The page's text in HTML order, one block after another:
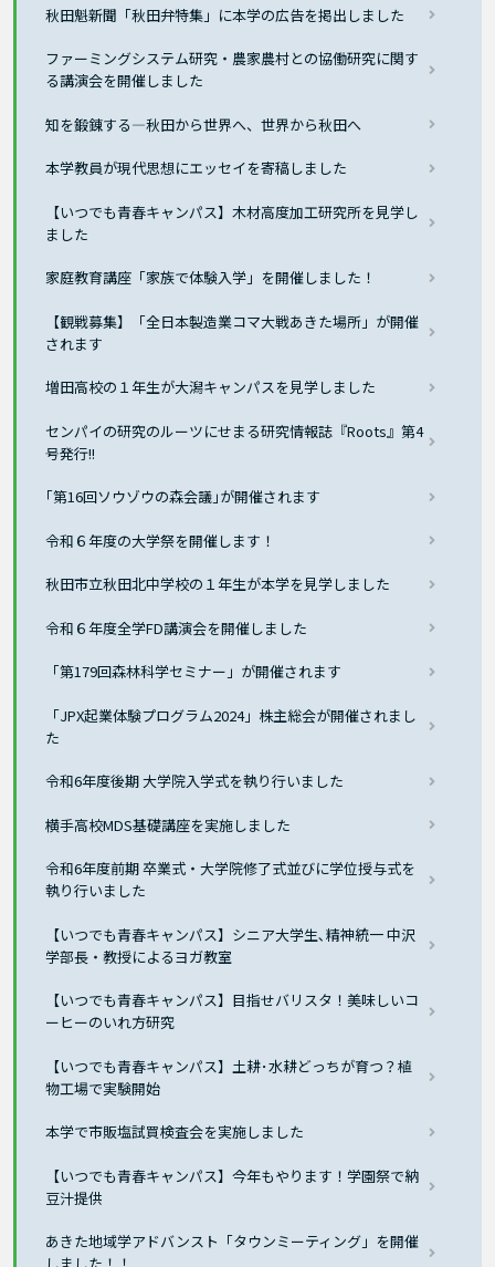
秋田魁新聞「秋田弁特集」に本学の広告を掲出しました
ファーミングシステム研究・農家農村との協働研究に関す
る講演会を開催しました
知を鍛錬する―秋田から世界へ、世界から秋田へ
本学教員が現代思想にエッセイを寄稿しました
【いつでも青春キャンパス】木材高度加工研究所を見学し
ました
家庭教育講座「家族で体験入学」を開催しました！
【観戦募集】「全日本製造業コマ大戦あきた場所」が開催
されます
増田高校の１年生が大潟キャンパスを見学しました
センパイの研究のルーツにせまる研究情報誌『Roots』第4
号発行!!
｢第16回ソウゾウの森会議｣が開催されます
令和６年度の大学祭を開催します！
秋田市立秋田北中学校の１年生が本学を見学しました
令和６年度全学FD講演会を開催しました
「第179回森林科学セミナー」が開催されます
「JPX起業体験プログラム2024」株主総会が開催されまし
た
令和6年度後期 大学院入学式を執り行いました
横手高校MDS基礎講座を実施しました
令和6年度前期 卒業式・大学院修了式並びに学位授与式を
執り行いました
【いつでも青春キャンパス】シニア大学生､精神統一 中沢
学部長・教授によるヨガ教室
【いつでも青春キャンパス】目指せバリスタ！美味しいコ
ーヒーのいれ方研究
【いつでも青春キャンパス】土耕･水耕どっちが育つ？植
物工場で実験開始
本学で市販塩試買検査会を実施しました
【いつでも青春キャンパス】今年もやります！学園祭で納
豆汁提供
あきた地域学アドバンスト「タウンミーティング」を開催